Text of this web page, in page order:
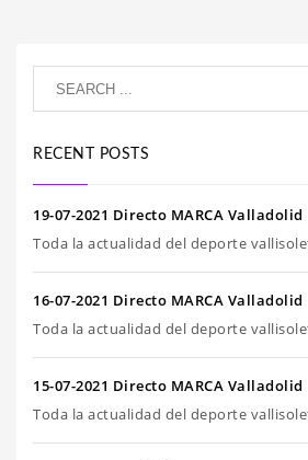
RECENT POSTS
19-07-2021 Directo MARCA Valladolid
Toda la actualidad del deporte
16-07-2021 Directo MARCA Valladolid
Toda la actualidad del deporte
15-07-2021 Directo MARCA Valladolid
Toda la actualidad del deporte